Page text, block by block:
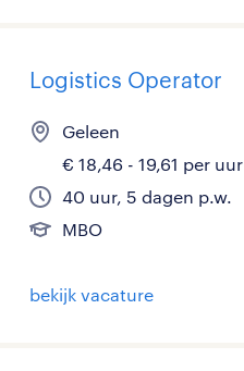
Logistics Operator
Geleen
€ 18,46 - 19,61 per uur
40 uur, 5 dagen p.w.
MBO
bekijk vacature